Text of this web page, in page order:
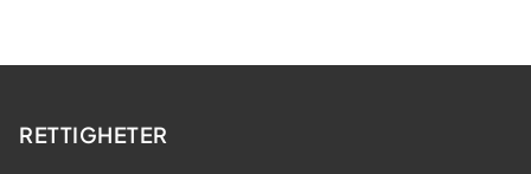
RETTIGHETER